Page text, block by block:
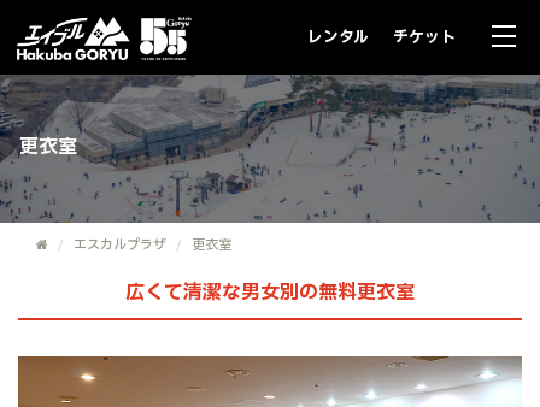
レンタル チケット
更衣室
エスカルプラザ 更衣室
広くて清潔な男女別の無料更衣室